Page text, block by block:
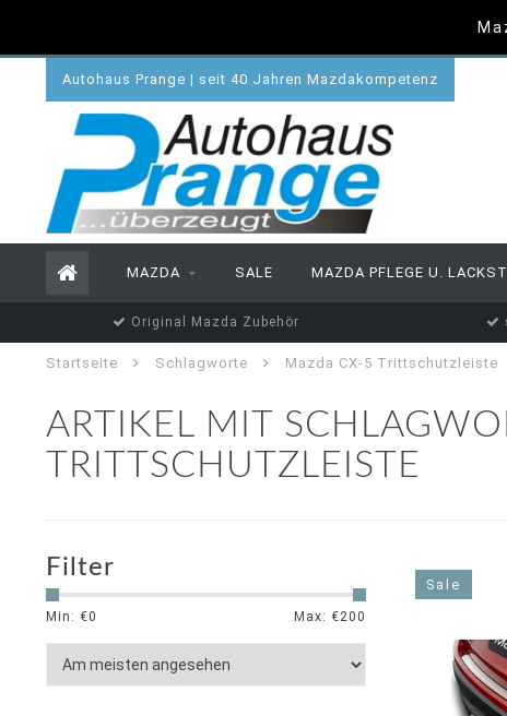
Autohaus Prange | seit 40 Jahren Mazdakompetenz
MAZDA SALE MAZDA PFLEGE U.
Original Mazda Zubehör
Startseite Schlagworte Mazda CX-5 Trittschutzleiste
ARTIKEL MIT
TRITTSCHUTZLEISTE
Filter
Min: €0 Max: €200
Sale